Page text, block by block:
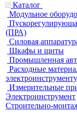
Каталог
Модульное
(ПРА)
Силовая
Шкафы и щиты
Промышленная
Расходные
электроинструменту
Измерительные
Электроинструмент
Строительно-